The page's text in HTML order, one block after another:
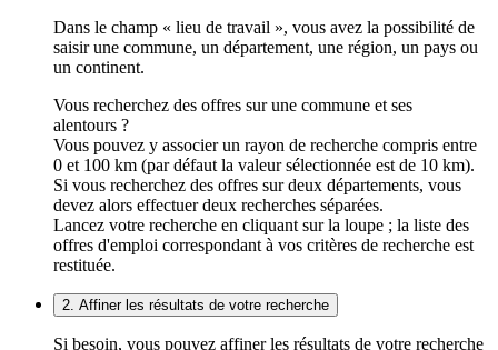
Dans le champ « lieu de travail », vous avez la possibilité de
saisir une commune, un département, une région, un pays ou
un continent.
Vous recherchez des offres sur une commune et ses
alentours ?
Vous pouvez y associer un rayon de recherche compris entre
0 et 100 km (par défaut la valeur sélectionnée est de 10 km).
Si vous recherchez des offres sur deux départements, vous
devez alors effectuer deux recherches séparées.
Lancez votre recherche en cliquant sur la loupe ; la liste des
offres d'emploi correspondant à vos critères de recherche est
restituée.
2. Affiner les résultats de votre recherche
Si besoin, vous pouvez affiner les résultats de votre recherche